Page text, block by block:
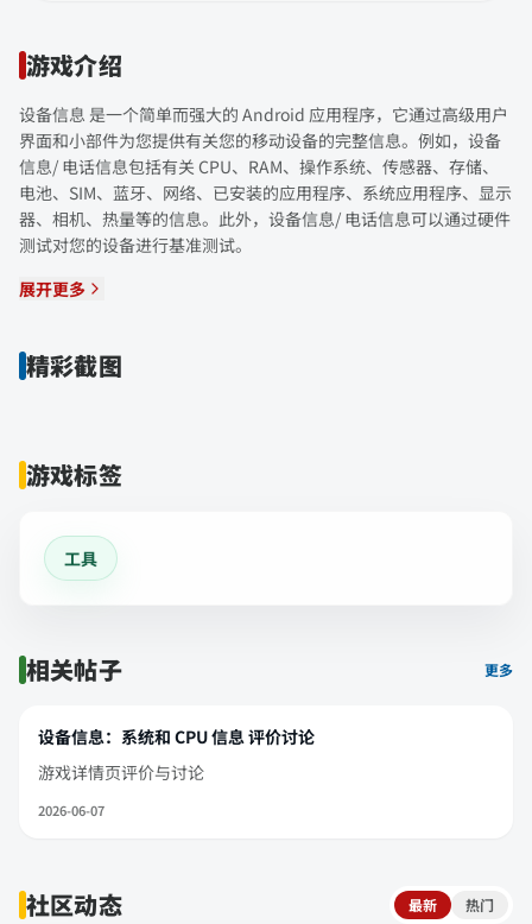
游戏介绍
设备信息 是一个简单而强大的 Android 应用程序，它通过高级用户
界面和小部件为您提供有关您的移动设备的完整信息。例如，设备
信息/ 电话信息包括有关 CPU、RAM、操作系统、传感器、存储、
电池、SIM、蓝牙、网络、已安装的应用程序、系统应用程序、显示
器、相机、热量等的信息。此外，设备信息/ 电话信息可以通过硬件
测试对您的设备进行基准测试。
展开更多
精彩截图
游戏标签
工具
相关帖子 更多
设备信息：系统和 CPU 信息 评价讨论
游戏详情页评价与讨论
2026-06-07
社区动态 最新 热门